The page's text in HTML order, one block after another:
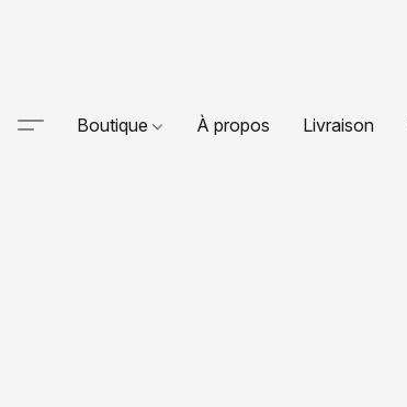
Boutique À propos Livraison